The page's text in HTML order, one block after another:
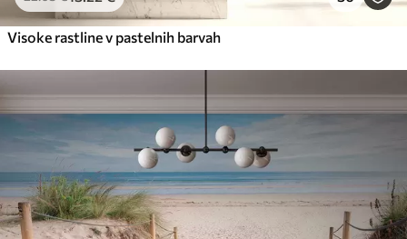
Visoke rastline v pastelnih barvah